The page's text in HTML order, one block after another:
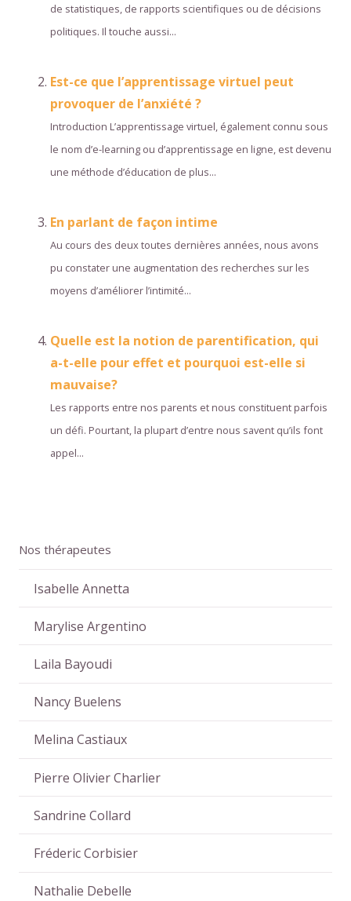
de statistiques, de rapports scientifiques ou de décisions
politiques. Il touche aussi...
Est-ce que l’apprentissage virtuel peut
provoquer de l’anxiété ?
Introduction L’apprentissage virtuel, également connu sous
le nom d’e-learning ou d’apprentissage en ligne, est devenu
une méthode d’éducation de plus...
En parlant de façon intime
Au cours des deux toutes dernières années, nous avons
pu constater une augmentation des recherches sur les
moyens d’améliorer l’intimité...
Quelle est la notion de parentification, qui
a-t-elle pour effet et pourquoi est-elle si
mauvaise?
Les rapports entre nos parents et nous constituent parfois
un défi. Pourtant, la plupart d’entre nous savent qu’ils font
appel...
Nos thérapeutes
Isabelle Annetta
Marylise Argentino
Laila Bayoudi
Nancy Buelens
Melina Castiaux
Pierre Olivier Charlier
Sandrine Collard
Fréderic Corbisier
Nathalie Debelle